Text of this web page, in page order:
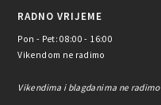
RADNO VRIJEME
Pon - Pet: 08:00 - 16:00
Vikendom ne radimo
Vikendima i blagdanima ne radimo